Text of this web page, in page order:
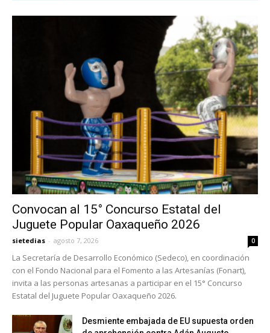
Convocan al 15° Concurso Estatal del
Juguete Popular Oaxaqueño 2026
sietedias - agosto 7, 2026 0
La Secretaría de Desarrollo Económico (Sedeco), en coordinación
con el Fondo Nacional para el Fomento a las Artesanías (Fonart),
invita a las personas artesanas a participar en el 15° Concurso
Estatal del Juguete Popular Oaxaqueño 2026.
Desmiente embajada de EU supuesta orden